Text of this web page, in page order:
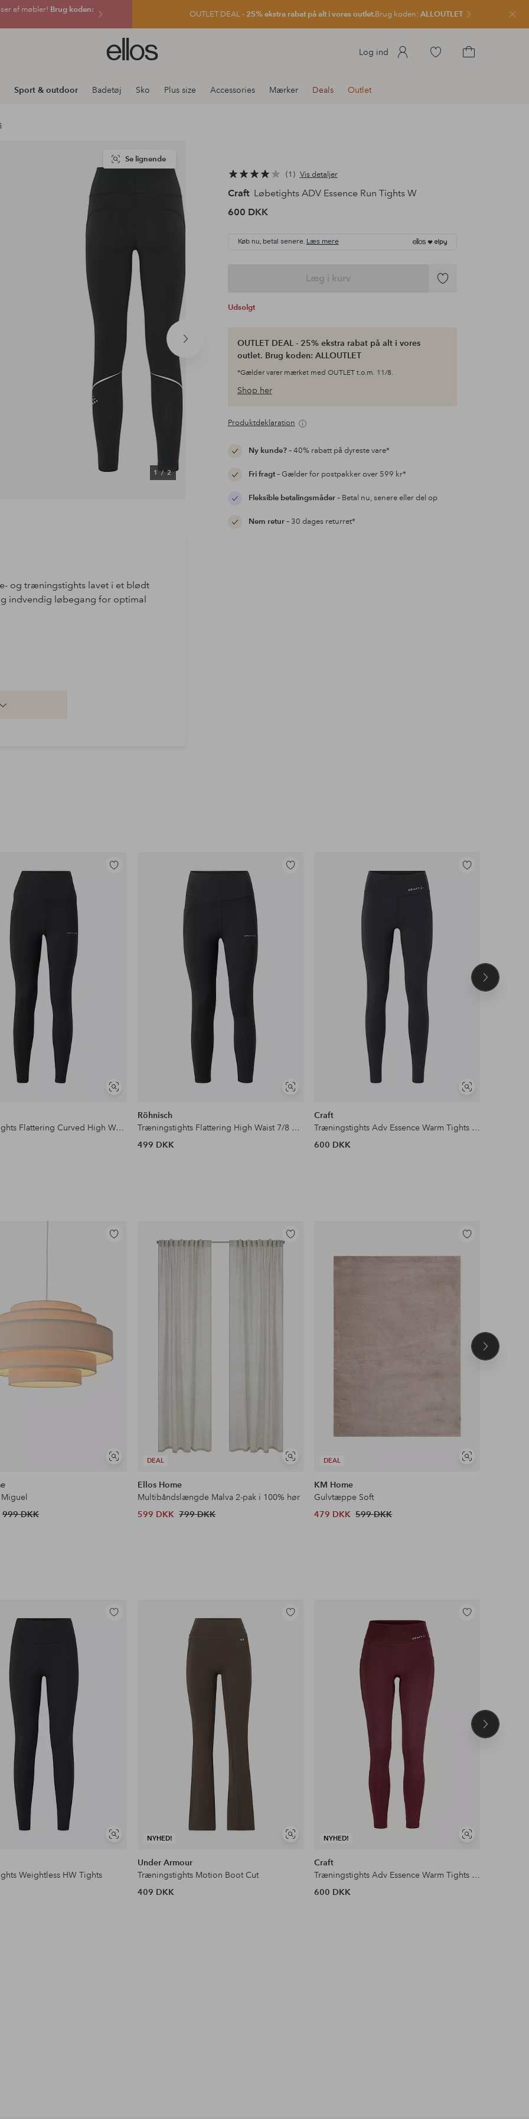
af møbler! Brug koden:
OUTLET DEAL - 25% ekstra rabat på alt i vores outlet.Brug koden: ALLOUTLET Luk
Ellos
logo
gå
Log ind
Gå
Sport & outdoor Badetøj Sko Plus size Accessories Mærker Deals Outlet
Næste
1/2
Se lignende
1
Vis detaljer
Craft Løbetights ADV Essence Run Tights W
600 DKK
Køb nu, betal senere. Læs mere
Læg i kurv
Tilføj
Udsolgt
OUTLET DEAL - 25% ekstra rabat på alt i vores
outlet. Brug koden: ALLOUTLET
*Gælder varer mærket med OUTLET t.o.m. 11/8.
Shop her
Produktdeklaration
Ny kunde?– 40% rabatt på dyreste vare*
Fri fragt– Gælder for postpakker over 599 kr*
Fleksible betalingsmåder– Betal nu, senere eller del op
Nem retur– 30 dages returret*
og træningstights lavet i et blødt
indvendig løbegang for optimal
genbruges for at reducere
Se
Tilføj
Træningstights Flattering Curved High Waist Tights
Se
Tilføj
Röhnisch
Træningstights Flattering High Waist 7/8 Tights
499 DKK
Se
Tilføj
Craft
Træningstights Adv Essence Warm Tights 3 W
600 DKK
Næste
Se
Tilføj
999 DKK
DEAL
Se
Tilføj
Ellos Home
Multibåndslængde Malva 2-pak i 100% hør
599 DKK 799 DKK
DEAL
Se
Tilføj
KM Home
Gulvtæppe Soft
479 DKK 599 DKK
Næste
Se
Tilføj
Weightless HW Tights
NYHED!
Se
Tilføj
Under Armour
Træningstights Motion Boot Cut
409 DKK
NYHED!
Se
Tilføj
Craft
Træningstights Adv Essence Warm Tights 3 W
600 DKK
Næste